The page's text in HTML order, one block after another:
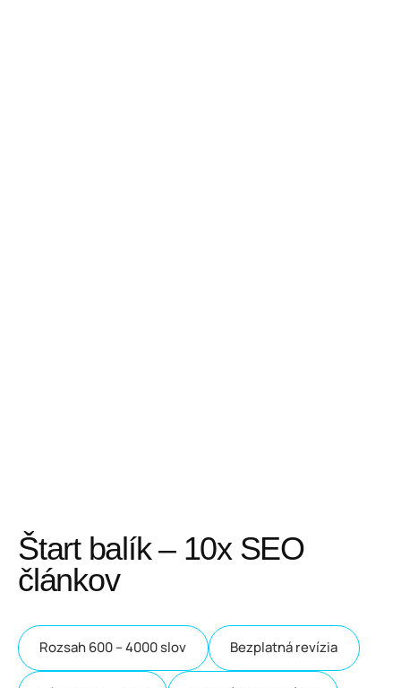
Štart balík – 10x SEO
článkov
Rozsah 600 – 4000 slov Bezplatná revízia